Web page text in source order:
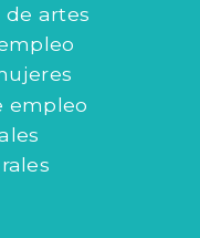
de artes
empleo